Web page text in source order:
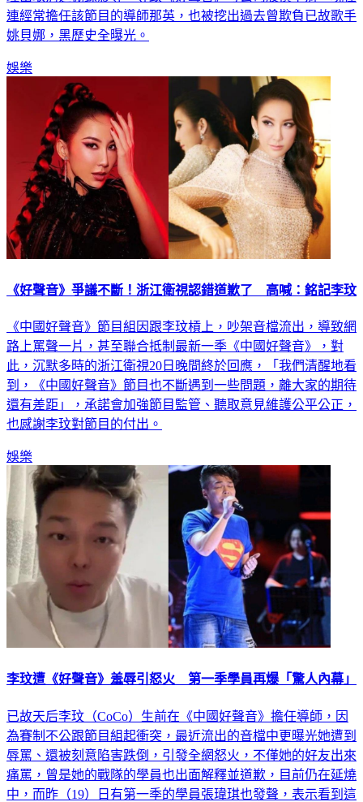
連經常擔任該節目的導師那英，也被挖出過去曾欺負已故歌手
姚貝娜，黑歷史全曝光。
娛樂
《好聲音》爭議不斷！浙江衛視認錯道歉了 高喊：銘記李玟
《中國好聲音》節目組因跟李玟槓上，吵架音檔流出，導致網
路上罵聲一片，甚至聯合抵制最新一季《中國好聲音》，對
此，沉默多時的浙江衛視20日晚間終於回應，「我們清醒地看
到，《中國好聲音》節目也不斷遇到一些問題，離大家的期待
還有差距」，承諾會加強節目監管、聽取意見維護公平公正，
也感謝李玟對節目的付出。
娛樂
李玟遭《好聲音》羞辱引怒火 第一季學員再爆「驚人內幕」
已故天后李玟（CoCo）生前在《中國好聲音》擔任導師，因
為賽制不公跟節目組起衝突，最近流出的音檔中更曝光她遭到
辱罵、還被刻意陷害跌倒，引發全網怒火，不僅她的好友出來
痛罵，曾是她的戰隊的學員也出面解釋並道歉，目前仍在延燒
中，而昨（19）日有第一季的學員張瑋琪也發聲，表示看到這